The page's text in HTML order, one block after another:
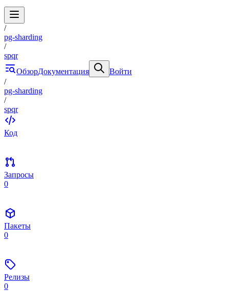
/
pg-sharding
/
spqr
ОбзорДокументация
Войти
/
pg-sharding
/
spqr
Код
Запросы
0
Пакеты
0
Релизы
0